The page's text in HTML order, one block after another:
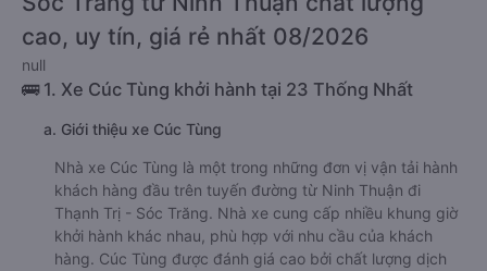
cao, uy tín, giá rẻ nhất 08/2026
null
🚌 1. Xe Cúc Tùng khởi hành tại 23 Thống Nhất
a. Giới thiệu xe Cúc Tùng
Nhà xe Cúc Tùng là một trong những đơn vị vận tải hành
khách hàng đầu trên tuyến đường từ Ninh Thuận đi
Thạnh Trị - Sóc Trăng. Nhà xe cung cấp nhiều khung giờ
khởi hành khác nhau, phù hợp với nhu cầu của khách
hàng. Cúc Tùng được đánh giá cao bởi chất lượng dịch